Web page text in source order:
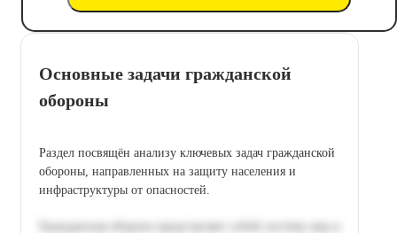
Основные задачи гражданской
обороны
Раздел посвящён анализу ключевых задач гражданской
обороны, направленных на защиту населения и
инфраструктуры от опасностей.